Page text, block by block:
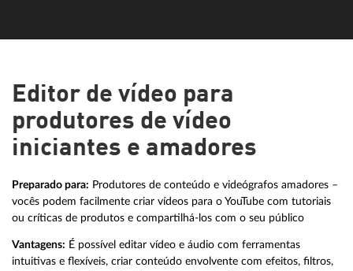
Editor de vídeo para
produtores de vídeo
iniciantes e amadores
Preparado para: Produtores de conteúdo e videógrafos amadores –
vocês podem facilmente criar vídeos para o YouTube com tutoriais
ou críticas de produtos e compartilhá-los com o seu público
Vantagens: É possível editar vídeo e áudio com ferramentas
intuitivas e flexíveis, criar conteúdo envolvente com efeitos, filtros,